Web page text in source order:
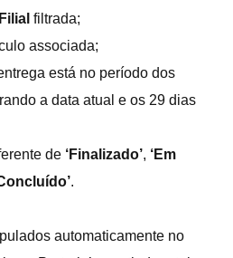
filtrada;
associada;
está no período dos
a data atual e os 29 dias
de ‘Finalizado’, ‘Em
.
automaticamente no